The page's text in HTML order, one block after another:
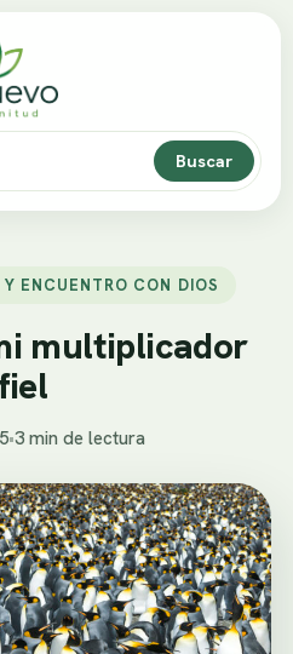
Buscar
ENCUENTRO CON DIOS
multiplicador
•3 min de lectura